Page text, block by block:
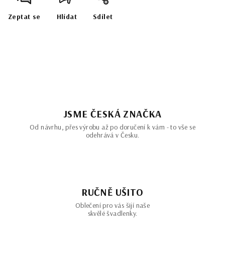
Zeptat se Hlídat Sdílet
JSME ČESKÁ ZNAČKA
Od návrhu, přes výrobu až po doručení k vám - to vše se
odehrává v Česku.
RUČNĚ UŠITO
Oblečení pro vás šijí naše
skvělé švadlenky.